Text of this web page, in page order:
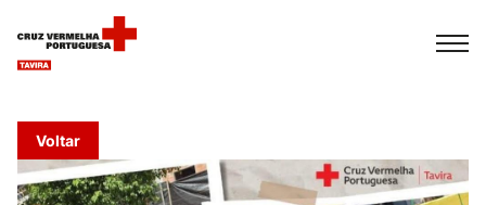
Voltar